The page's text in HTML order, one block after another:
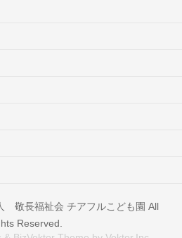
敬長福祉会 チアフルこども園 All
Reserved.